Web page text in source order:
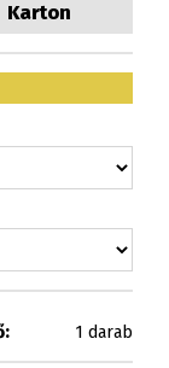
Karton
1 darab